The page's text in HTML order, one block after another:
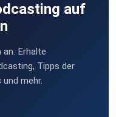
auf
Erhalte
Tipps der
mehr.